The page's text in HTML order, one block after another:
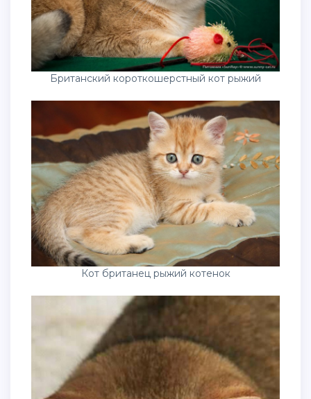
Британский короткошерстный кот рыжий
Кот британец рыжий котенок